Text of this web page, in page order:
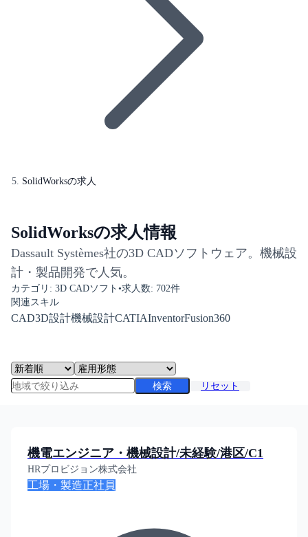
SolidWorksの求人
SolidWorksの求人情報
Dassault Systèmes社の3D CADソフトウェア。機械設
計・製品開発で人気。
カテゴリ: 3D CADソフト •求人数: 702件
関連スキル
CAD3D設計機械設計CATIAInventorFusion360
検索 リセット
機電エンジニア・機械設計/未経験/港区/C1
HRプロビジョン株式会社
工場・製造正社員